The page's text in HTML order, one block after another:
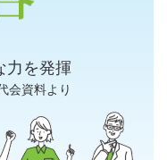
力を発揮
会資料より